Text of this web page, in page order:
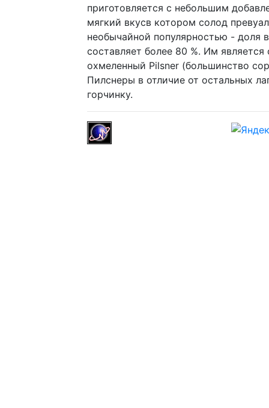
приготовляется с небольшим
мягкий вкусв котором солод
необычайной популярностью - доля
составляет более 80 %. Им
охмеленный Pilsner (большинство
Пилснеры в отличие от остальных
горчинку.